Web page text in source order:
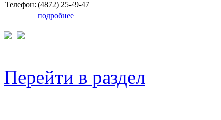
Телефон: (4872) 25-49-47
подробнее
Перейти в раздел